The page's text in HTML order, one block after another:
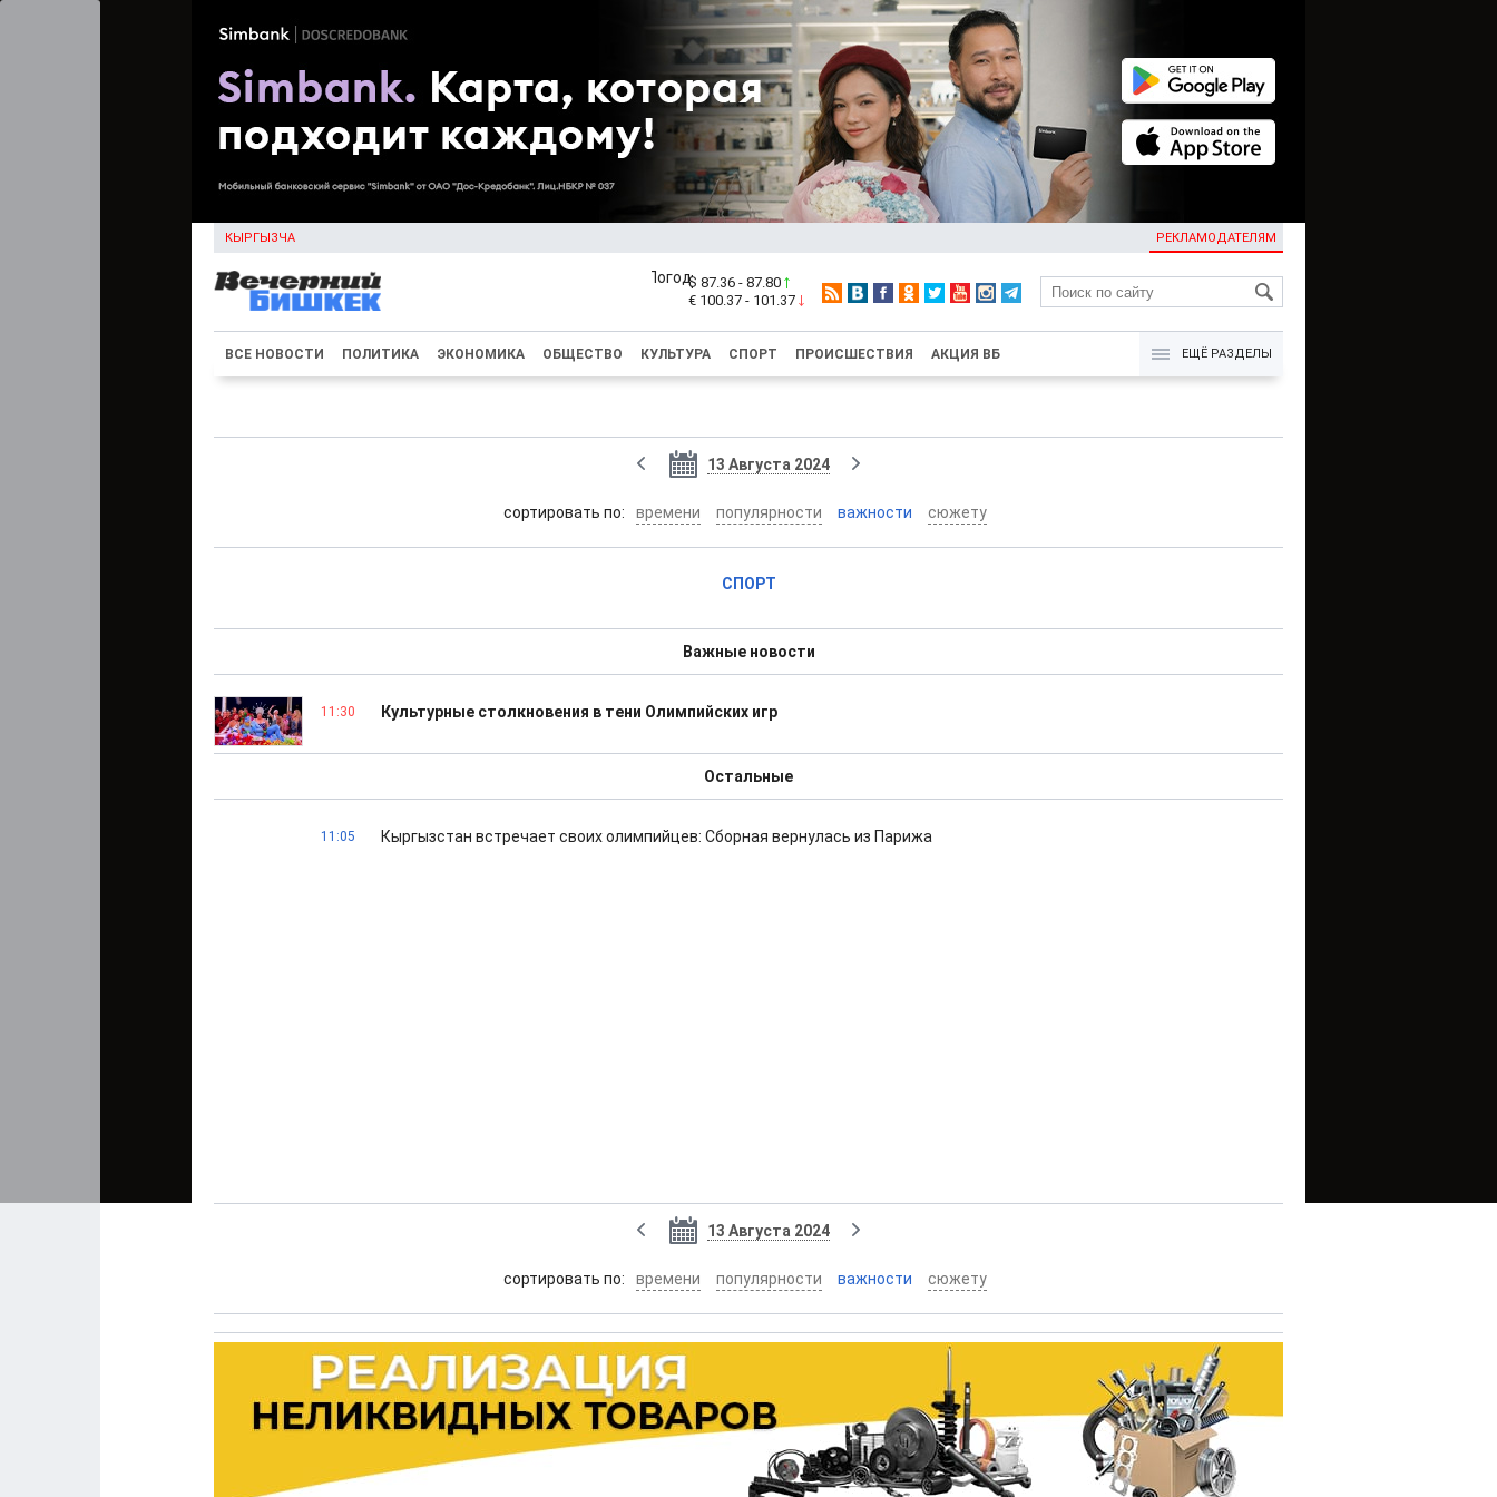
КЫРГЫЗЧА РЕКЛАМОДАТЕЛЯМ
KG
$ 87.36 - 87.80
€ 100.37 - 101.37
ВСЕ НОВОСТИ ПОЛИТИКА ЭКОНОМИКА ОБЩЕСТВО КУЛЬТУРА СПОРТ ПРОИСШЕСТВИЯ АКЦИЯ ВБ ЕЩЁ РАЗДЕЛЫ
13 Августа 2024
cортировать по: времени популярности важности сюжету
СПОРТ
Важные новости
11:30 Культурные столкновения в тени Олимпийских игр
Остальные
11:05 Кыргызстан встречает своих олимпийцев: Сборная вернулась из Парижа
13 Августа 2024
cортировать по: времени популярности важности сюжету